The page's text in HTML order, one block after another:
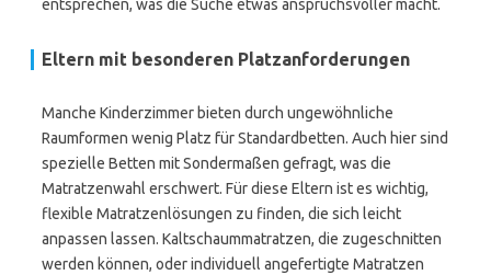
entsprechen, was die Suche etwas anspruchsvoller macht.
Eltern mit besonderen Platzanforderungen
Manche Kinderzimmer bieten durch ungewöhnliche
Raumformen wenig Platz für Standardbetten. Auch hier sind
spezielle Betten mit Sondermaßen gefragt, was die
Matratzenwahl erschwert. Für diese Eltern ist es wichtig,
flexible Matratzenlösungen zu finden, die sich leicht
anpassen lassen. Kaltschaummatratzen, die zugeschnitten
werden können, oder individuell angefertigte Matratzen